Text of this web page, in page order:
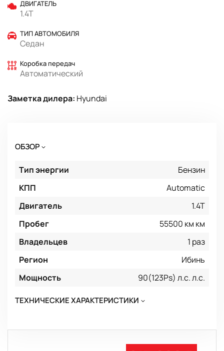
ДВИГАТЕЛЬ
1.4T
ТИП АВТОМОБИЛЯ
Седан
Коробка передач
Автоматический
Заметка дилера: Hyundai
ОБЗОР
Тип энергии
Бензин
КПП
Automatic
Двигатель
1.4T
Пробег
55500 км км
Владельцев
1 раз
Регион
Ибинь
Мощность
90(123Ps) л.с. л.с.
ТЕХНИЧЕСКИЕ ХАРАКТЕРИСТИКИ